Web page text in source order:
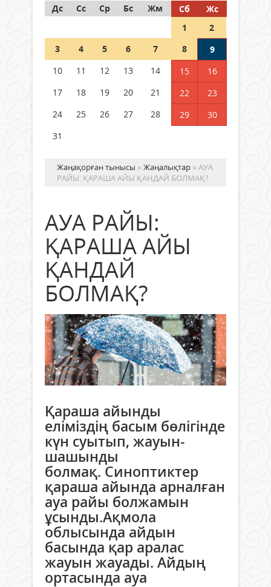
05 тамыз 2026 ж. 151
Шетелде жүрген Қазақстан
азаматтары қалай дауыс бере
Дс
Сс Ср Бс Жм Сб
Жс
1
2
3
4 5 6 7 8
9
10
11 12 13 14 15
16
17
18 19 20 21 22
23
24
25 26 27 28 29
30
31
Жаңақорған тынысы »Жаңалықтар » АУА
РАЙЫ: ҚАРАША АЙЫ ҚАНДАЙ БОЛМАҚ?
АУА РАЙЫ:
ҚАРАША АЙЫ
ҚАНДАЙ
БОЛМАҚ?
Қараша айынды
еліміздің басым бөлігінде
күн суытып, жауын-
шашынды
болмақ. Синоптиктер
қараша айында арналған
ауа райы болжамын
ұсынды.Ақмола
облысында айдын
басында қар аралас
жауын жауады. Айдың
ортасында ауа